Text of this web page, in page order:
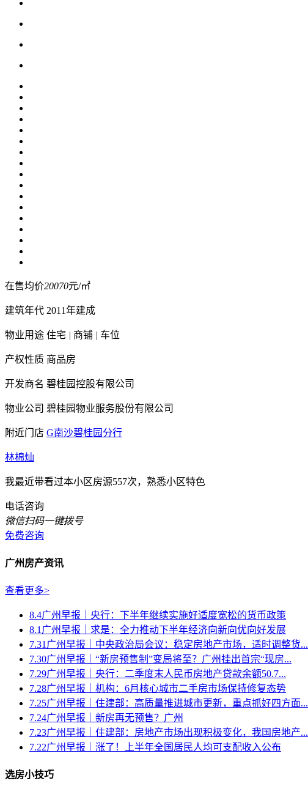
在售均价20070元/㎡
建筑年代 2011年建成
物业用途 住宅 | 商铺 | 车位
产权性质 商品房
开发商名 碧桂园控股有限公司
物业公司 碧桂园物业服务股份有限公司
附近门店 G南沙碧桂园分行
林棉灿
我最近带看过本小区房源557次，熟悉小区特色
电话咨询
微信扫码一键拨号
免费咨询
广州房产资讯
查看更多>
8.4广州早报｜央行：下半年继续实施好适度宽松的货币政策
8.1广州早报｜求是：全力推动下半年经济向新向优向好发展
7.31广州早报｜中央政治局会议：稳定房地产市场，适时调整货...
7.30广州早报｜“新房预售制”变局将至？广州挂出首宗“现房...
7.29广州早报｜央行：二季度末人民币房地产贷款余额50.7...
7.28广州早报｜机构：6月核心城市二手房市场保持修复态势
7.25广州早报｜住建部：高质量推进城市更新，重点抓好四方面...
7.24广州早报｜新房再无预售？广州
7.23广州早报｜住建部：房地产市场出现积极变化，我国房地产...
7.22广州早报｜涨了！上半年全国居民人均可支配收入公布
选房小技巧